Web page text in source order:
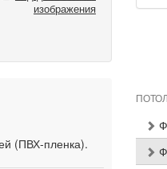
изображения
(ПВХ-пленка).